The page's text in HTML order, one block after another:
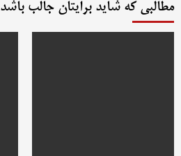
مطالبی که شاید برایتان جالب باشد